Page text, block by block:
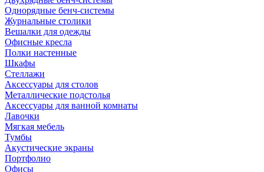
Однорядные бенч-системы
Журнальные столики
Вешалки для одежды
Офисные кресла
Полки настенные
Шкафы
Стеллажи
Аксессуары для столов
Металлические подстолья
Аксессуары для ванной комнаты
Лавочки
Мягкая мебель
Тумбы
Акустические экраны
Портфолио
Офисы